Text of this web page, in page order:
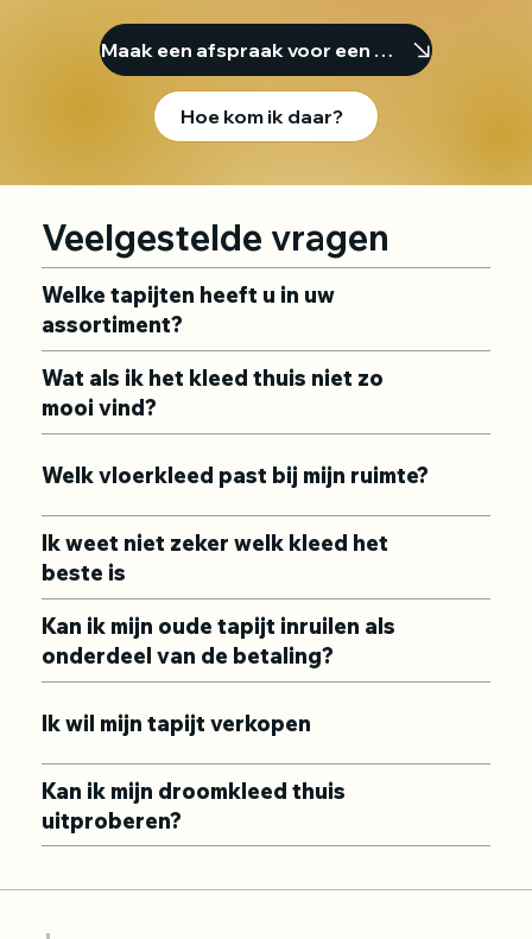
Maak een afspraak voor een consult.
Hoe kom ik daar?
Veelgestelde vragen
Welke tapijten heeft u in uw
assortiment?
Wat als ik het kleed thuis niet zo
mooi vind?
Welk vloerkleed past bij mijn ruimte?
Ik weet niet zeker welk kleed het
beste is
Kan ik mijn oude tapijt inruilen als
onderdeel van de betaling?
Ik wil mijn tapijt verkopen
Kan ik mijn droomkleed thuis
uitproberen?